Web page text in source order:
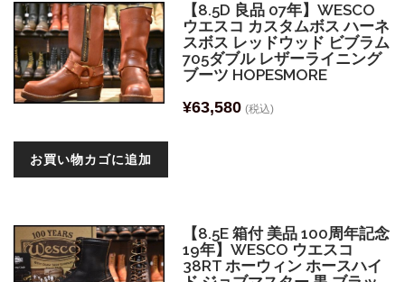
【8.5D 良品 07年】WESCO
ウエスコ カスタムボス ハーネ
スボス レッドウッド ビブラム
705ダブル レザーライニング
ブーツ HOPESMORE
¥63,580 (税込)
お買い物カゴに追加
【8.5E 箱付 美品 100周年記念
19年】WESCO ウエスコ
38RT ホーウィン ホースハイ